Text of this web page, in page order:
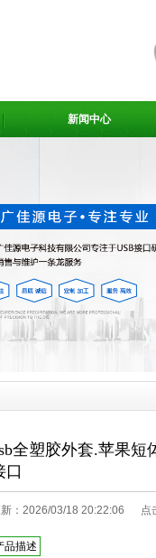
新闻中心
全塑胶外套.苹果短
口
：2026/03/18 20:22:06 点
品描述